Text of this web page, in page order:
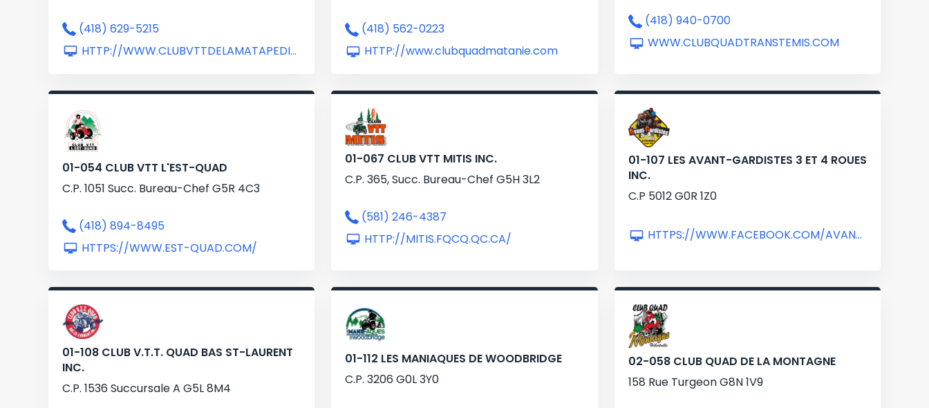
(418) 629-5215
HTTP://WWW.CLUBVTTDELAMATAPEDIA.COM/
(418) 562-0223
HTTP://www.clubquadmatanie.com
(418) 940-0700
WWW.CLUBQUADTRANSTEMIS.COM
01-054 CLUB VTT L'EST-QUAD
C.P. 1051 Succ. Bureau-Chef G5R 4C3
(418) 894-8495
HTTPS://WWW.EST-QUAD.COM/
01-067 CLUB VTT MITIS INC.
C.P. 365, Succ. Bureau-Chef G5H 3L2
(581) 246-4387
HTTP://MITIS.FQCQ.QC.CA/
01-107 LES AVANT-GARDISTES 3 ET 4 ROUES
INC.
C.P 5012 G0R 1Z0
HTTPS://WWW.FACEBOOK.COM/AVANTGARDISTES3ET4ROUES/?LOCALE=FR_CA
01-108 CLUB V.T.T. QUAD BAS ST-LAURENT
INC.
C.P. 1536 Succursale A G5L 8M4
01-112 LES MANIAQUES DE WOODBRIDGE
C.P. 3206 G0L 3Y0
02-058 CLUB QUAD DE LA MONTAGNE
158 Rue Turgeon G8N 1V9